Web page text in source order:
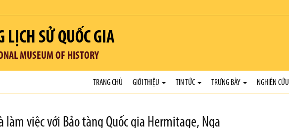
LỊCH SỬ QUỐC GIA
MUSEUM OF HISTORY
TRANG CHỦ GIỚI THIỆU TIN TỨC TRƯNG BÀY NGHIÊN CỨU
làm việc với Bảo tàng Quốc gia Hermitage, Nga